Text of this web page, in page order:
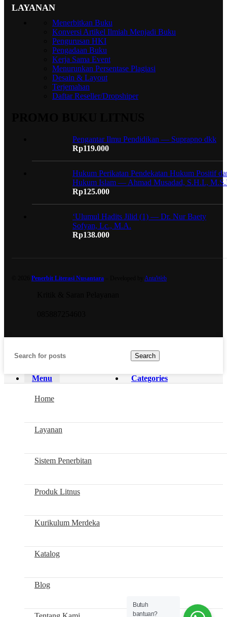
LAYANAN
Menerbitkan Buku
Konversi Artikel Ilmiah Menjadi Buku
Pengurusan HKI
Pengadaan Buku
Kerja Sama Event
Menurunkan Persentase Plagiasi
Desain & Layout
Terjemahan
Daftar Reseller/Dropshiper
Pengantar Ilmu Pendidikan — Suprapno dkk
Rp119.000
Hukum Perikatan Pendekatan Hukum Positif
Hukum Islam — Ahmad Musadad, S.H.I.,
Rp125.000
‘Ulumul Hadits Jilid (1) — Dr. Nur Baety
Sofyan, Lc., M.A.
Rp138.000
Penerbit Literasi Nusantara AntaWeb
Search
Menu Categories
Home
Layanan
Sistem Penerbitan
Produk Litnus
Kurikulum Merdeka
Katalog
Blog
Butuh
bantuan?